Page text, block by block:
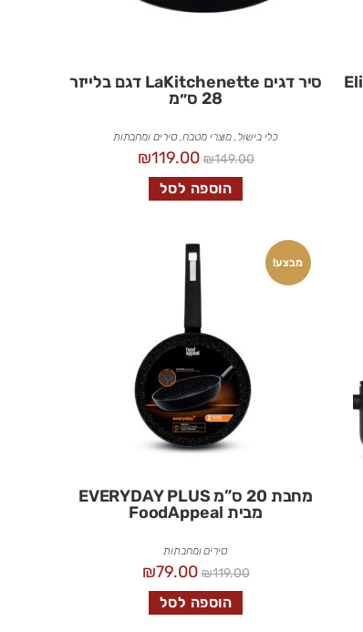
סיר דגים LaKitchenette דגם בלייזר
28 ס״מ
כלי בישול, מוצרי מטבח,סירים ומחבתות
₪149.00
₪119.00
הוספה לסל
מבצע!
מחבת 20 ס”מ EVERYDAY PLUS
מבית FoodAppeal
סירים ומחבתות
₪119.00
₪79.00
הוספה לסל